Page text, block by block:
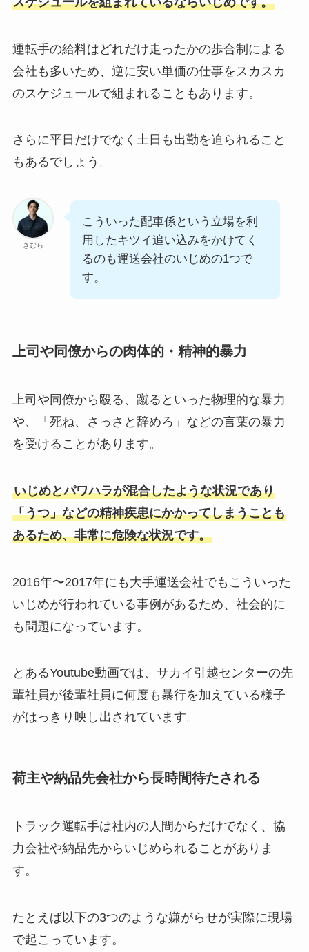
運転手の給料はどれだけ走ったかの歩合制による
会社も多いため、逆に安い単価の仕事をスカスカ
のスケジュールで組まれることもあります。
さらに平日だけでなく土日も出勤を迫られること
もあるでしょう。
きむら
こういった配車係という立場を利
用したキツイ追い込みをかけてく
るのも運送会社のいじめの1つで
す。
上司や同僚からの肉体的・精神的暴力
上司や同僚から殴る、蹴るといった物理的な暴力
や、「死ね、さっさと辞めろ」などの言葉の暴力
を受けることがあります。
いじめとパワハラが混合したような状況であり
「うつ」などの精神疾患にかかってしまうことも
あるため、非常に危険な状況です。
2016年〜2017年にも大手運送会社でもこういった
いじめが行われている事例があるため、社会的に
も問題になっています。
とあるYoutube動画では、サカイ引越センターの先
輩社員が後輩社員に何度も暴行を加えている様子
がはっきり映し出されています。
荷主や納品先会社から長時間待たされる
トラック運転手は社内の人間からだけでなく、協
力会社や納品先からいじめられることがありま
す。
たとえば以下の3つのような嫌がらせが実際に現場
で起こっています。